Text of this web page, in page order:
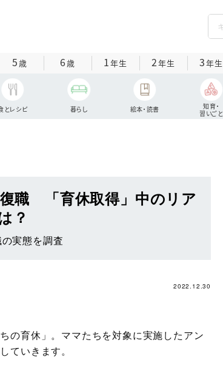
5歳 6歳 1年生 2年生 3年生
とレシピ 暮らし 絵本・読書
知育・
習いごと
職 「育休取得」中のリア
？
実態を調査
2022.12.30
の育休」。ママたちを対象に実施したアン
ていきます。